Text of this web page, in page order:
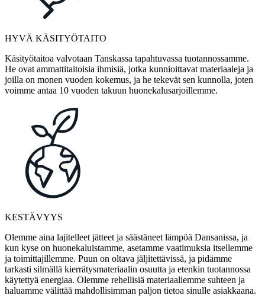
HYVÄ KÄSITYÖTAITO
Käsityötaitoa valvotaan Tanskassa tapahtuvassa tuotannossamme.
He ovat ammattitaitoisia ihmisiä, jotka kunnioittavat materiaaleja ja
joilla on monen vuoden kokemus, ja he tekevät sen kunnolla, joten
voimme antaa 10 vuoden takuun huonekalusarjoillemme.
KESTÄVYYS
Olemme aina lajitelleet jätteet ja säästäneet lämpöä Dansanissa, ja
kun kyse on huonekaluistamme, asetamme vaatimuksia itsellemme
ja toimittajillemme. Puun on oltava jäljitettävissä, ja pidämme
tarkasti silmällä kierrätysmateriaalin osuutta ja etenkin tuotannossa
käytettyä energiaa. Olemme rehellisiä materiaaliemme suhteen ja
haluamme välittää mahdollisimman paljon tietoa sinulle asiakkaana.